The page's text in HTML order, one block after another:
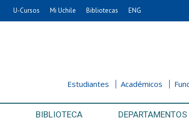
U-Cursos Mi Uchile Bibliotecas ENG
Estudiantes Académicos
BIBLIOTECA DEPARTAMENTOS